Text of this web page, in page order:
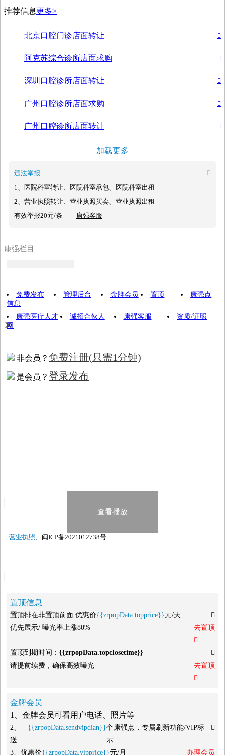
查看播放
推荐信息更多>
北京口腔门诊店面转让 
阿克苏综合诊所店面求购 
深圳口腔诊所店面转让 
广州口腔诊所店面求购 
广州口腔诊所店面转让 
加载更多
违法举报

1、医院科室转让、医院科室承包、医院科室出租
2、营业执照转让、营业执照买卖、营业执照出租
有效举报20元/条
康强客服
康强栏目
免费发布
信息
管理后台 金牌会员 置顶 康强点
康强医疗人才
网
诚招合伙人 康强客服 资质/证照
×
非会员？ 免费注册(只需1分钟)
是会员？ 登录发布
营业执照、闽ICP备2021012738号
置顶信息
置顶排在非置顶前面 优惠价{{zrpopData.topprice}}元/天

优先展示/ 曝光率上涨80%
去置顶

置顶到期时间： {{zrpopData.topclosetime}}

请提前续费，确保高效曝光
去置顶

金牌会员
1、金牌会员可看用户电话、照片等
2、
送
{{zrpopData.sendvipdian}}个康强点，专属刷新功能/VIP标
示

3、优惠价{{zrpopData.vipprice}}元/月 办理会员